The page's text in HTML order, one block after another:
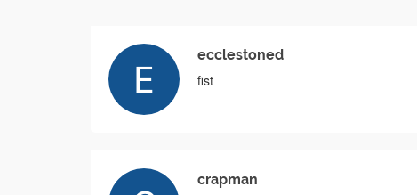
ecclestoned
fist
crapman